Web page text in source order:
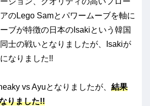
のLego Samとパワームーブを軸に
ブが特徴の日本のIsakiという韓国
士の戦いとなりましたが、Isakiが
なりました!!
vs Ayuとなりましたが、 結果
りました!!